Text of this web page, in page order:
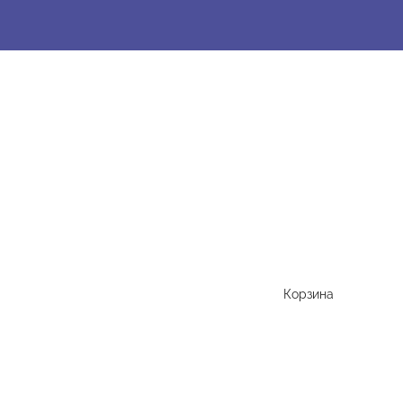
Корзина